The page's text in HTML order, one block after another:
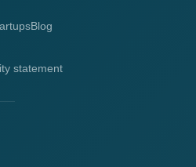
Blog
statement